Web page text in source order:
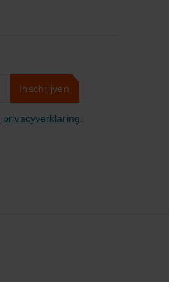
Inschrijven
privacyverklaring